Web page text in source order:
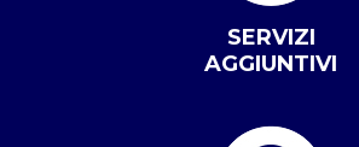
SERVIZI
AGGIUNTIVI